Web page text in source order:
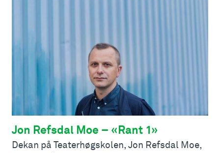
Jon Refsdal Moe – «Rant 1»
Dekan på Teaterhøgskolen, Jon Refsdal Moe,